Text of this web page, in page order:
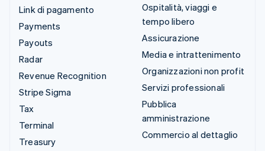
Link di pagamento
Payments
Payouts
Radar
Revenue Recognition
Stripe Sigma
Tax
Terminal
Treasury
Ospitalità, viaggi e
tempo libero
Assicurazione
Media e intrattenimento
Organizzazioni non profit
Servizi professionali
Pubblica
amministrazione
Commercio al dettaglio